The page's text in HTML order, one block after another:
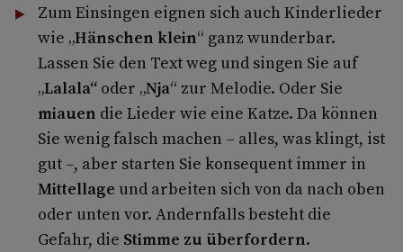
Zum Einsingen eignen sich auch Kinderlieder
wie „Hänschen klein“ ganz wunderbar.
Lassen Sie den Text weg und singen Sie auf
„Lalala“oder „Nja“ zur Melodie. Oder Sie
miauen die Lieder wie eine Katze. Da können
Sie wenig falsch machen – alles, was klingt, ist
gut –, aber starten Sie konsequent immer in
Mittellage und arbeiten sich von da nach oben
oder unten vor. Andernfalls besteht die
Gefahr, die Stimme zu überfordern.